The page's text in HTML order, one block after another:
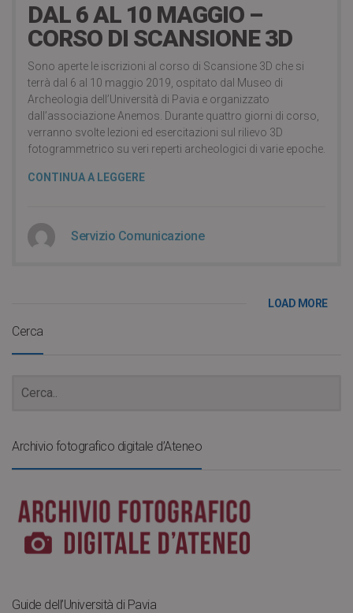
DAL 6 AL 10 MAGGIO –
CORSO DI SCANSIONE 3D
Sono aperte le iscrizioni al corso di Scansione 3D che si
terrà dal 6 al 10 maggio 2019, ospitato dal Museo di
Archeologia dell’Università di Pavia e organizzato
dall’associazione Anemos. Durante quattro giorni di corso,
verranno svolte lezioni ed esercitazioni sul rilievo 3D
fotogrammetrico su veri reperti archeologici di varie epoche.
CONTINUA A LEGGERE
Servizio Comunicazione
LOAD MORE
Cerca
Archivio fotografico digitale d’Ateneo
Guide dell’Università di Pavia